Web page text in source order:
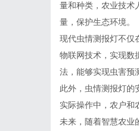
量和种类，农业技术
量，保护生态环境。
现代虫情测报灯不仅
物联网技术，实现数
法，能够实现虫害预
此外，虫情测报灯的
实际操作中，农户和
未来，随着智慧农业